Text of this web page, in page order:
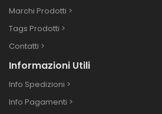
Marchi Prodotti >
Tags Prodotti >
Contatti >
Informazioni Utili
Info Spedizioni >
Info Pagamenti >